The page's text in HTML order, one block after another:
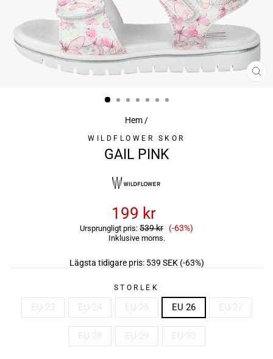
Hem/
WILDFLOWER SKOR
GAIL PINK
199 kr
Ursprungligt pris: 539 kr Reapris
(-63%)
Inklusive moms.
Lägsta tidigare pris: 539 SEK (-63%)
STORLEK
EU 23 EU 24 EU 25 EU 26 EU 27
EU 28 EU 29 EU 30